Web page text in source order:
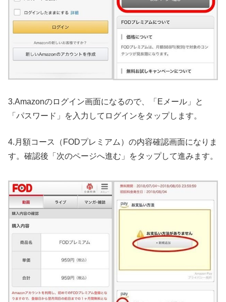
3.Amazonのログイン画面になるので、「Eメール」と
「パスワード」を入力してログインをタップします。
4.月額コース（FODプレミアム）の内容確認画面になりま
す。確認後「次のページへ進む」をタップして進みます。